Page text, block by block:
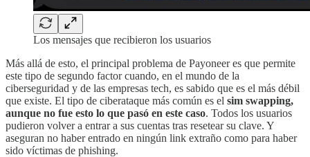
Los mensajes que recibieron los usuarios
Más allá de esto, el principal problema de Payoneer es que permite
este tipo de segundo factor cuando, en el mundo de la
ciberseguridad y de las empresas tech, es sabido que es el más débil
que existe. El tipo de ciberataque más común es el sim swapping,
aunque no fue esto lo que pasó en este caso. Todos los usuarios
pudieron volver a entrar a sus cuentas tras resetear su clave. Y
aseguran no haber entrado en ningún link extraño como para haber
sido víctimas de phishing.